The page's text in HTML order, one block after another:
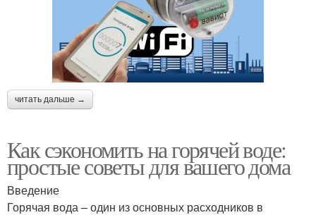
читать дальше →
Как сэкономить на горячей воде:
простые советы для вашего дома
Введение
Горячая вода – один из основных расходников в